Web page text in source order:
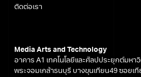
ติดต่อเรา
Media Arts and Technology
อาคาร A1 เทคโนโลยีและศิลปประยุกต์มหา
พระจอมเกล้าธนบุรี บางขุนเทียน49 ซอยเที